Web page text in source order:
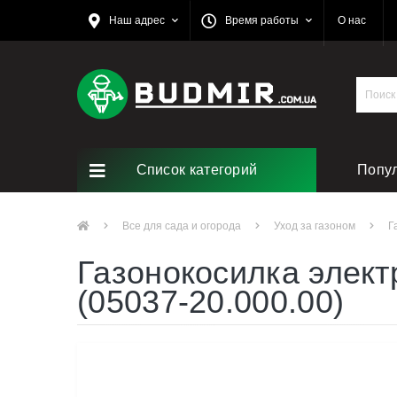
Наш адрес Время работы О нас
Список категорий
Все для сада и огорода Уход за газоном
Газонокосилка
(05037-20.000.00)